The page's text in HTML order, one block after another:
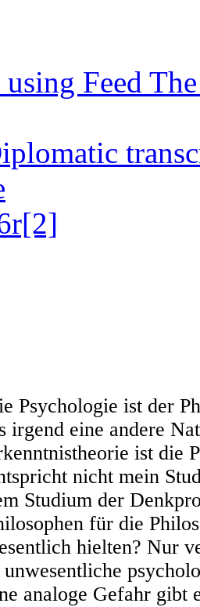
Feed
Psychologie ist der
irgend eine andere
ist die
nicht mein
Studium der
für die
hielten? Nur
analoge Gefahr gibt